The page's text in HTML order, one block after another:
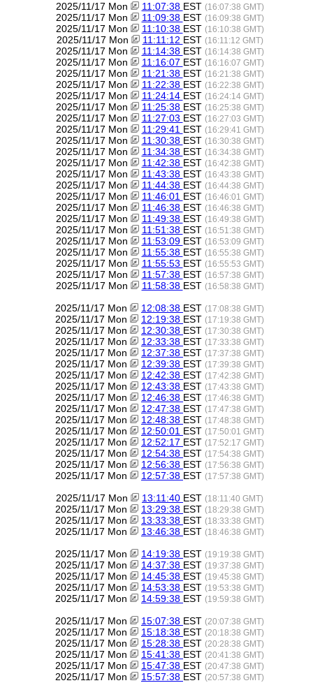
2025/11/17 Mon 11:07:38 EST (16:07:38 GMT)
2025/11/17 Mon 11:09:38 EST (16:09:38 GMT)
2025/11/17 Mon 11:10:38 EST (16:10:38 GMT)
2025/11/17 Mon 11:11:12 EST (16:11:12 GMT)
2025/11/17 Mon 11:14:38 EST (16:14:38 GMT)
2025/11/17 Mon 11:16:07 EST (16:16:07 GMT)
2025/11/17 Mon 11:21:38 EST (16:21:38 GMT)
2025/11/17 Mon 11:22:38 EST (16:22:38 GMT)
2025/11/17 Mon 11:24:14 EST (16:24:14 GMT)
2025/11/17 Mon 11:25:38 EST (16:25:38 GMT)
2025/11/17 Mon 11:27:03 EST (16:27:03 GMT)
2025/11/17 Mon 11:29:41 EST (16:29:41 GMT)
2025/11/17 Mon 11:30:38 EST (16:30:38 GMT)
2025/11/17 Mon 11:34:38 EST (16:34:38 GMT)
2025/11/17 Mon 11:42:38 EST (16:42:38 GMT)
2025/11/17 Mon 11:43:38 EST (16:43:38 GMT)
2025/11/17 Mon 11:44:38 EST (16:44:38 GMT)
2025/11/17 Mon 11:46:01 EST (16:46:01 GMT)
2025/11/17 Mon 11:46:38 EST (16:46:38 GMT)
2025/11/17 Mon 11:49:38 EST (16:49:38 GMT)
2025/11/17 Mon 11:51:38 EST (16:51:38 GMT)
2025/11/17 Mon 11:53:09 EST (16:53:09 GMT)
2025/11/17 Mon 11:55:38 EST (16:55:38 GMT)
2025/11/17 Mon 11:55:53 EST (16:55:53 GMT)
2025/11/17 Mon 11:57:38 EST (16:57:38 GMT)
2025/11/17 Mon 11:58:38 EST (16:58:38 GMT)
2025/11/17 Mon 12:08:38 EST (17:08:38 GMT)
2025/11/17 Mon 12:19:38 EST (17:19:38 GMT)
2025/11/17 Mon 12:30:38 EST (17:30:38 GMT)
2025/11/17 Mon 12:33:38 EST (17:33:38 GMT)
2025/11/17 Mon 12:37:38 EST (17:37:38 GMT)
2025/11/17 Mon 12:39:38 EST (17:39:38 GMT)
2025/11/17 Mon 12:42:38 EST (17:42:38 GMT)
2025/11/17 Mon 12:43:38 EST (17:43:38 GMT)
2025/11/17 Mon 12:46:38 EST (17:46:38 GMT)
2025/11/17 Mon 12:47:38 EST (17:47:38 GMT)
2025/11/17 Mon 12:48:38 EST (17:48:38 GMT)
2025/11/17 Mon 12:50:01 EST (17:50:01 GMT)
2025/11/17 Mon 12:52:17 EST (17:52:17 GMT)
2025/11/17 Mon 12:54:38 EST (17:54:38 GMT)
2025/11/17 Mon 12:56:38 EST (17:56:38 GMT)
2025/11/17 Mon 12:57:38 EST (17:57:38 GMT)
2025/11/17 Mon 13:11:40 EST (18:11:40 GMT)
2025/11/17 Mon 13:29:38 EST (18:29:38 GMT)
2025/11/17 Mon 13:33:38 EST (18:33:38 GMT)
2025/11/17 Mon 13:46:38 EST (18:46:38 GMT)
2025/11/17 Mon 14:19:38 EST (19:19:38 GMT)
2025/11/17 Mon 14:37:38 EST (19:37:38 GMT)
2025/11/17 Mon 14:45:38 EST (19:45:38 GMT)
2025/11/17 Mon 14:53:38 EST (19:53:38 GMT)
2025/11/17 Mon 14:59:38 EST (19:59:38 GMT)
2025/11/17 Mon 15:07:38 EST (20:07:38 GMT)
2025/11/17 Mon 15:18:38 EST (20:18:38 GMT)
2025/11/17 Mon 15:28:38 EST (20:28:38 GMT)
2025/11/17 Mon 15:41:38 EST (20:41:38 GMT)
2025/11/17 Mon 15:47:38 EST (20:47:38 GMT)
2025/11/17 Mon 15:57:38 EST (20:57:38 GMT)